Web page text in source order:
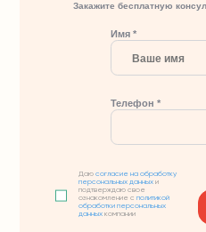
Закажите бесплатную
Имя *
Телефон *
Даюсогласие на обработку
персональных данных и
подтверждаю свое
ознакомление сполитикой
обработки персональных
данных компании